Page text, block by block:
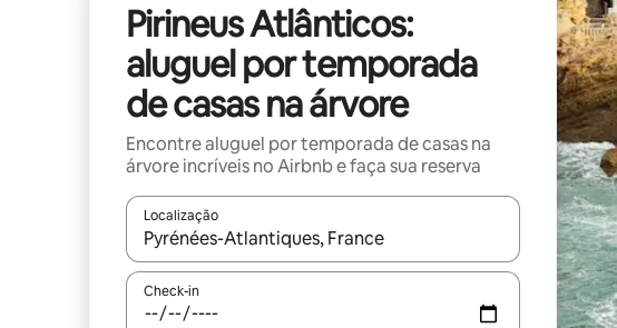
Pirineus Atlânticos:
aluguel por temporada
de casas na árvore
Encontre aluguel por temporada de casas na
árvore incríveis no Airbnb e faça sua reserva
Localização
Quando os resultados estiverem disponíveis, explore-os usando
Check-in